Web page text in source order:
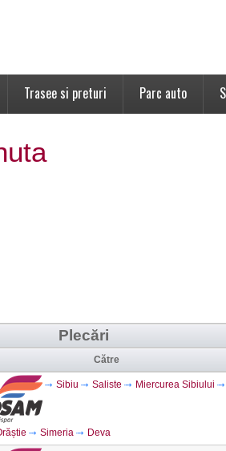
Trasee si preturi Parc auto
Plecări
Către
Sibiu Saliste Miercurea Sibiului
Simeria Deva